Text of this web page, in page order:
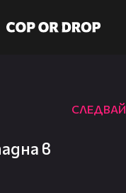
СЛЕДВАЙ
в